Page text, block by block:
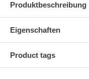
Produktbeschreibung
Eigenschaften
Product tags